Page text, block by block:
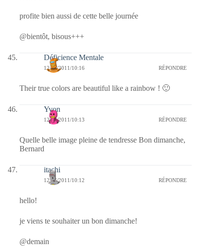
profite bien aussi de cette belle journée
@bientôt, bisous+++
Déficience Mentale
12/06/2011/10:16 RÉPONDRE
Their true colors are beautiful like a rainbow ! 🙂
Yvon
12/06/2011/10:13 RÉPONDRE
Quelle belle image pleine de tendresse Bon dimanche,
Bernard
itachi
12/06/2011/10:12 RÉPONDRE
hello!
je viens te souhaiter un bon dimanche!
@demain